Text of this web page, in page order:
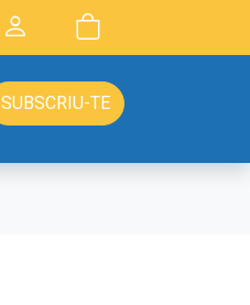
SUBSCRIU-TE